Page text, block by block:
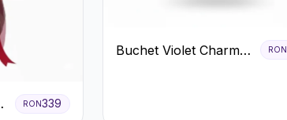
RON339
Buchet Violet Charm
RON